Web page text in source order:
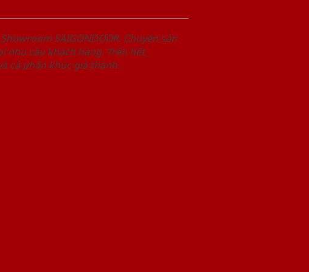
SAIGONDOOR. Chuyên sản
nhu cầu khách hàng. Trên hết,
cả phân khúc giá thành.